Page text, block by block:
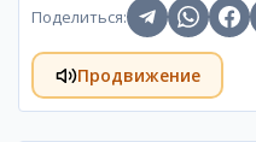
Поделиться:
Продвижение